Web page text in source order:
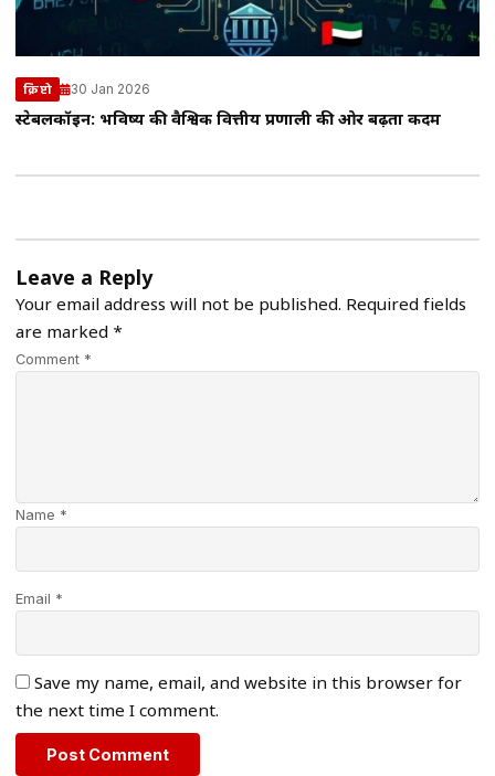
क्रिप्टो 30 Jan 2026
स्टेबलकॉइन: भविष्य की वैश्विक वित्तीय प्रणाली की ओर बढ़ता कदम
Leave a Reply
Your email address will not be published. Required fields
are marked *
Comment *
Name *
Email *
Save my name, email, and website in this browser for
the next time I comment.